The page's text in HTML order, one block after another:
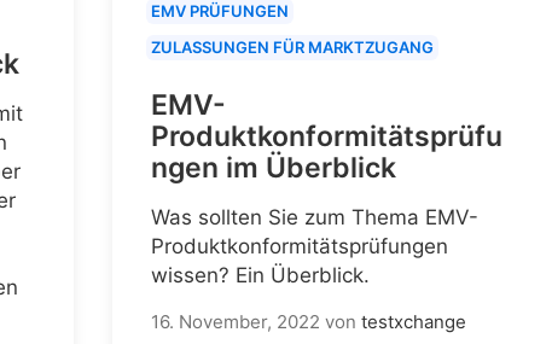
EMV PRÜFUNGEN
ZULASSUNGEN FÜR MARKTZUGANG
EMV-
Produktkonformitätsprüfu
ngen im Überblick
Was sollten Sie zum Thema EMV-
Produktkonformitätsprüfungen
wissen? Ein Überblick.
16. November, 2022 von testxchange